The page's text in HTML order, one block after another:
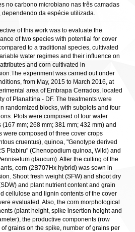
no carbono microbiano nas três camadas
dependendo da espécie utilizada.
of this work was to evaluate the
of two species with potential for cover
to a traditional species, cultivated
water regimes and their influence on
and corn cultivated in
experiment was carried out under
from May, 2015 to March 2016, at
area of Embrapa Cerrados, located
of Planaltina - DF. The treatments were
randomized blocks, with subplots and four
Plots were composed of four water
(167 mm; 268 mm; 381 mm; 432 mm) and
were composed of three cover crops
cruentus), quinoa, "Genotype derived
Piabiru" (Chenopodium quinoa, Wild) and
glaucum). After the cutting of the
corn (2B707Hx hybrid) was sown in
Shoot fresh weight (SFW) and shoot dry
and plant nutrient content and grain
cellulose and lignin contents of the cover
evaluated. Also, the corn morphological
(plant height, spike insertion height and
the productive components (row
grains on the spike, number of grains per